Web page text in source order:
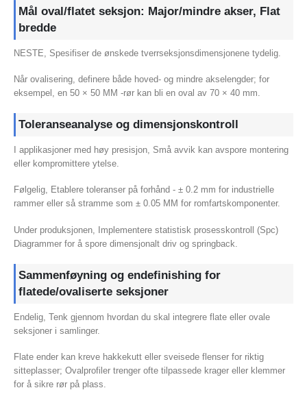
Mål oval/flatet seksjon: Major/mindre akser, Flat
bredde
NESTE, Spesifiser de ønskede tverrseksjonsdimensjonene tydelig.
Når ovalisering, definere både hoved- og mindre akselengder; for
eksempel, en 50 × 50 MM -rør kan bli en oval av 70 × 40 mm.
Toleranseanalyse og dimensjonskontroll
I applikasjoner med høy presisjon, Små avvik kan avspore montering
eller kompromittere ytelse.
Følgelig, Etablere toleranser på forhånd - ± 0.2 mm for industrielle
rammer eller så stramme som ± 0.05 MM for romfartskomponenter.
Under produksjonen, Implementere statistisk prosesskontroll (Spc)
Diagrammer for å spore dimensjonalt driv og springback.
Sammenføyning og endefinishing for
flatede/ovaliserte seksjoner
Endelig, Tenk gjennom hvordan du skal integrere flate eller ovale
seksjoner i samlinger.
Flate ender kan kreve hakkekutt eller sveisede flenser for riktig
sitteplasser; Ovalprofiler trenger ofte tilpassede krager eller klemmer
for å sikre rør på plass.